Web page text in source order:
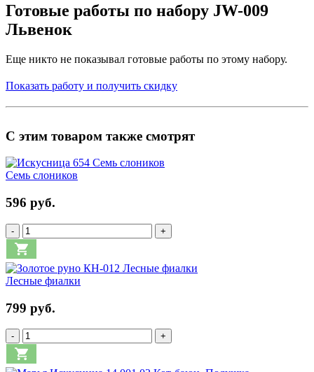
Готовые работы по набору JW-009
Львенок
Еще никто не показывал готовые работы по этому набору.
Показать работу и получить скидку
С этим товаром также смотрят
Семь слоников
596 руб.
- +
Лесные фиалки
799 руб.
- +